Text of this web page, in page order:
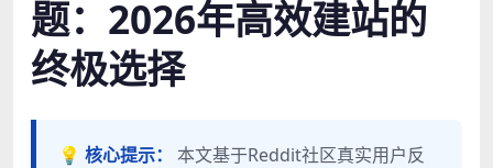
题：2026年高效建站的
终极选择
💡 核心提示：
本文基于Reddit社区真实用户反